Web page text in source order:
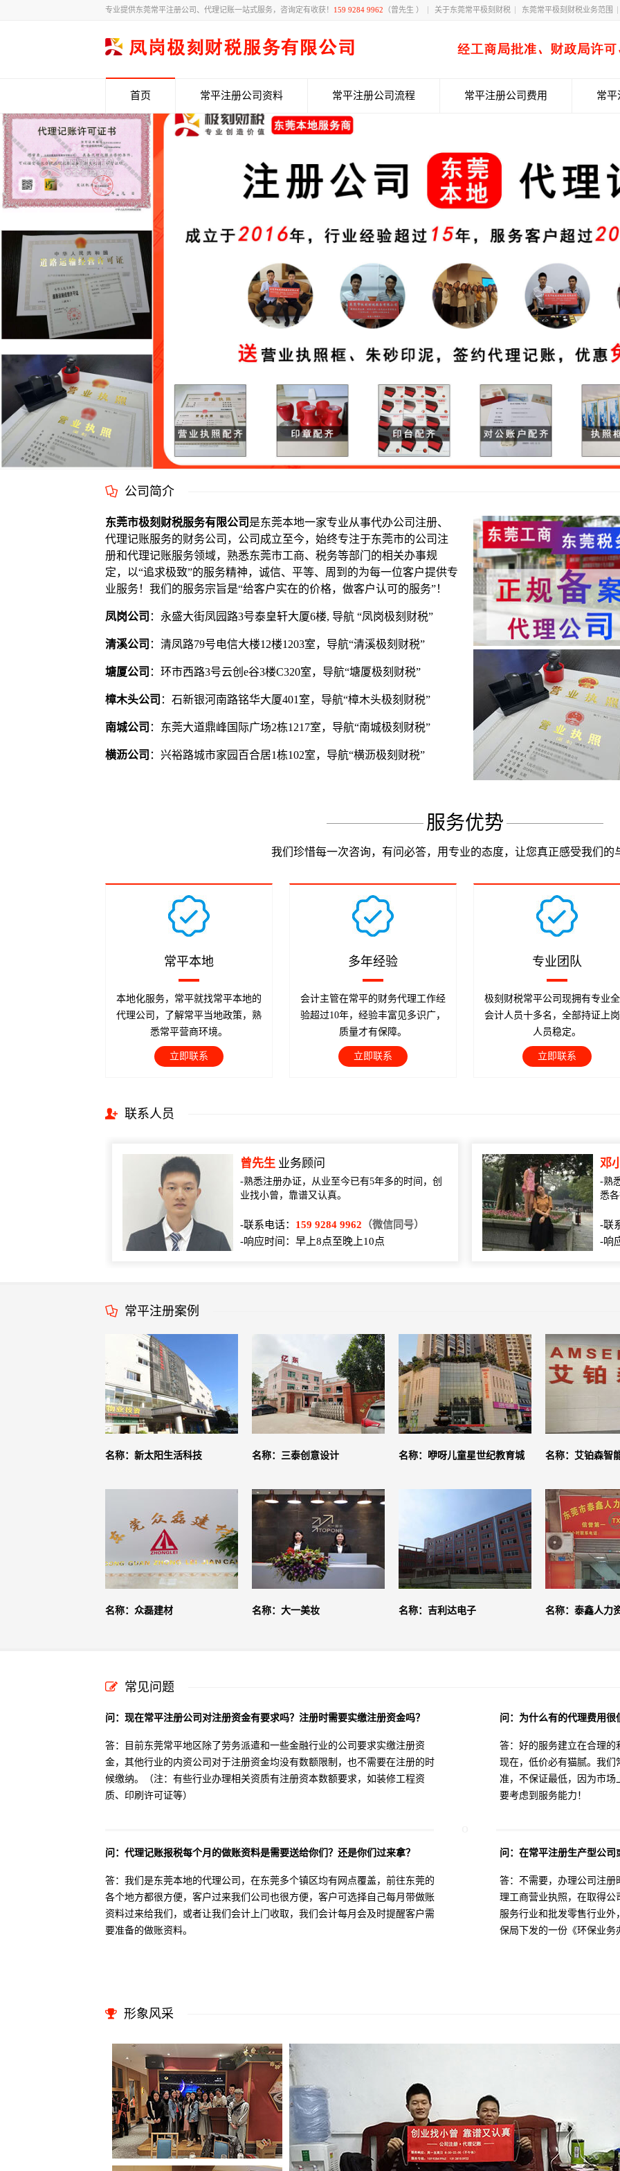
专业提供东莞常平注册公司、代理记账一站式服务，咨询定有收获！ 159 9284 9962 （曾先生 ） 关于东莞常平极刻财税 东莞常平极刻财税业务范围
首页 常平注册公司资料 常平注册公司流程 常平注册公司费用 常平
公司简介
东莞市极刻财税服务有限公司 是东莞本地一家专业从事代办公司注册、
代理记账服务的财务公司，公司成立至今，始终专注于东莞市的公司注
册和代理记账服务领域，熟悉东莞市工商、税务等部门的相关办事规
定，以“追求极致”的服务精神，诚信、平等、周到的为每一位客户提供专
业服务！我们的服务宗旨是“给客户实在的价格，做客户认可的服务”！
凤岗公司 ：永盛大街凤园路3号泰皇轩大厦6楼, 导航 “凤岗极刻财税”
清溪公司 ：清凤路79号电信大楼12楼1203室，导航“清溪极刻财税”
塘厦公司 ：环市西路3号云创e谷3楼C320室，导航“塘厦极刻财税”
樟木头公司 ：石新银河南路铭华大厦401室，导航“樟木头极刻财税”
南城公司 ：东莞大道鼎峰国际广场2栋1217室，导航“南城极刻财税”
横沥公司 ：兴裕路城市家园百合居1栋102室，导航“横沥极刻财税”
服务优势
我们珍惜每一次咨询，有问必答，用专业的态度，让您真正感受我们的
常平本地
本地化服务，常平就找常平本地的
代理公司，了解常平当地政策，熟
悉常平营商环境。
立即联系
多年经验
会计主管在常平的财务代理工作经
验超过10年，经验丰富见多识广，
质量才有保障。
立即联系
专业团队
极刻财税常平公司现拥有专业
会计人员十多名，全部持证上
人员稳定。
立即联系
联系人员
曾先生 业务顾问
-熟悉注册办证，从业至今已有5年多的时间，创
业找小曾，靠谱又认真。
-联系电话： 159 9284 9962 （微信同号）
-响应时间：早上8点至晚上10点
邓
-熟
悉
-联
-响
常平注册案例
名称：新太阳生活科技 名称：三泰创意设计 名称：咿呀儿童星世纪教育城 名称：艾铂森智
名称：众磊建材 名称：大一美妆 名称：吉利达电子 名称：泰鑫人力
常见问题
问：现在常平注册公司对注册资金有要求吗？注册时需要实缴注册资金吗？
答：目前东莞常平地区除了劳务派遣和一些金融行业的公司要求实缴注册资
金，其他行业的内资公司对于注册资金均没有数额限制，也不需要在注册的时
候缴纳。（注：有些行业办理相关资质有注册资本数额要求，如装修工程资
质、印刷许可证等）
问：为什么有的代理费用
答：好的服务建立在合理
现在，低价必有猫腻。我
准，不保证最低，因为市
要考虑到服务能力！
问：代理记账报税每个月的做账资料是需要送给你们？还是你们过来拿？
答：我们是东莞本地的代理公司，在东莞多个镇区均有网点覆盖，前往东莞的
各个地方都很方便，客户过来我们公司也很方便，客户可选择自己每月带做账
资料过来给我们，或者让我们会计上门收取，我们会计每月会及时提醒客户需
要准备的做账资料。
问：在常平注册生产型公
答：不需要，办理公司注
理工商营业执照，在取得
服务行业和批发零售行业
保局下发的一份《环保业务
形象风采